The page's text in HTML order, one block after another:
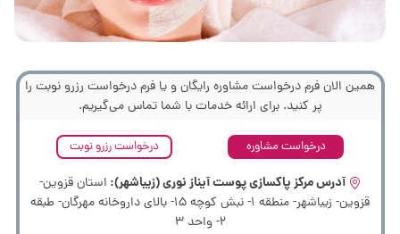
همین الان فرم درخواست مشاوره رایگان و یا فرم درخواست رزرو نوبت را
پر کنید. برای ارائه خدمات با شما تماس می‌گیریم.
درخواست مشاوره درخواست رزرو نوبت
آدرس مرکز پاکسازی پوست آیناز نوری (زیباشهر): استان قزوین-
قزوین- زیباشهر- منطقه 1- نبش کوچه 15- بالای داروخانه مهرگان- طبقه
2- واحد 3